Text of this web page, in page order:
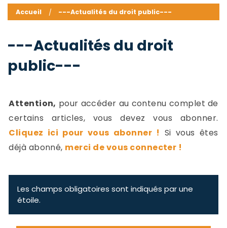
---Actualités du droit public---
Droit pénal---
Droit privé ---
Abonnement aux actualités
Accueil ---Actualités du droit public---
---Actualités du droit
public---
Attention, pour accéder au contenu complet de
certains articles, vous devez vous abonner.
Cliquez ici pour vous abonner ! Si vous êtes
déjà abonné, merci de vous connecter !
Les champs obligatoires sont indiqués par une
étoile.